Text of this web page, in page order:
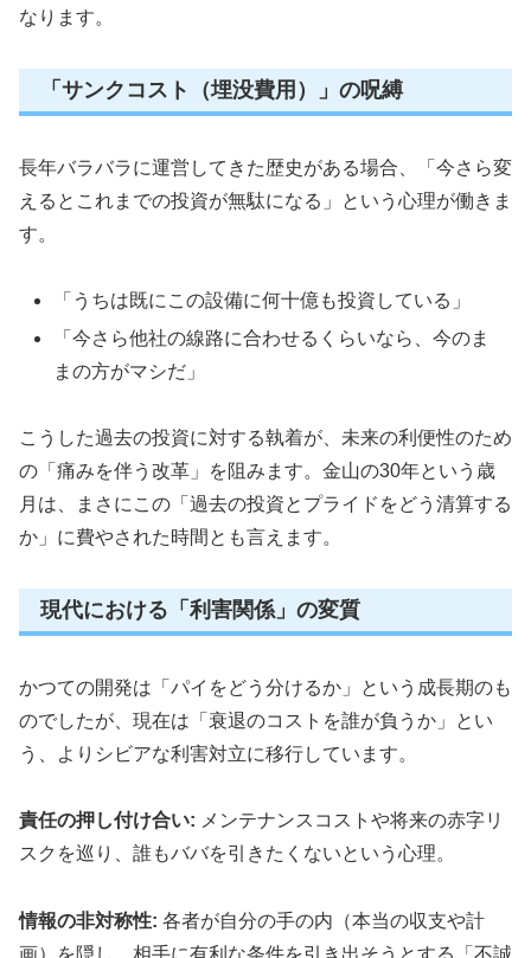
なります。
「サンクコスト（埋没費用）」の呪縛
長年バラバラに運営してきた歴史がある場合、「今さら変
えるとこれまでの投資が無駄になる」という心理が働きま
す。
「うちは既にこの設備に何十億も投資している」
「今さら他社の線路に合わせるくらいなら、今のま
まの方がマシだ」
こうした過去の投資に対する執着が、未来の利便性のため
の「痛みを伴う改革」を阻みます。金山の30年という歳
月は、まさにこの「過去の投資とプライドをどう清算する
か」に費やされた時間とも言えます。
現代における「利害関係」の変質
かつての開発は「パイをどう分けるか」という成長期のも
のでしたが、現在は「衰退のコストを誰が負うか」とい
う、よりシビアな利害対立に移行しています。
責任の押し付け合い: メンテナンスコストや将来の赤字リ
スクを巡り、誰もババを引きたくないという心理。
情報の非対称性: 各者が自分の手の内（本当の収支や計